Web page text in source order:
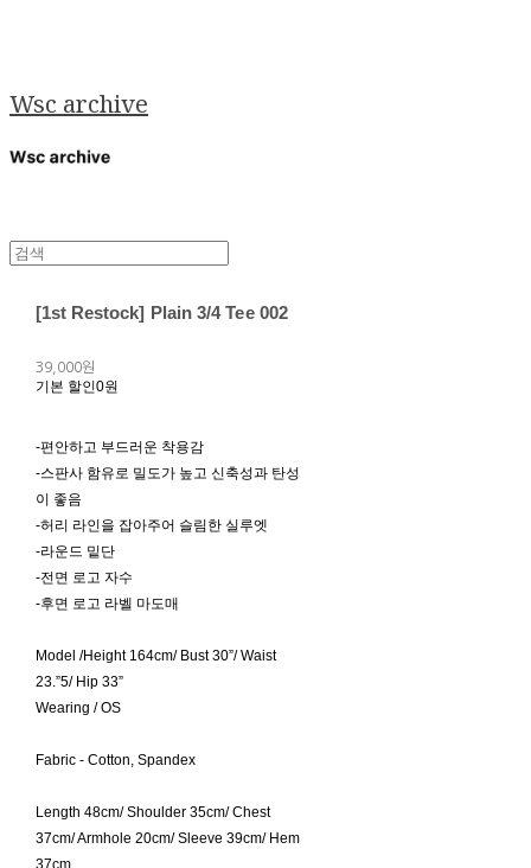
Wsc archive
[1st Restock] Plain 3/4 Tee 002
39,000원
기본 할인0원
-편안하고 부드러운 착용감
-스판사 함유로 밀도가 높고 신축성과 탄성
이 좋음
-허리 라인을 잡아주어 슬림한 실루엣
-라운드 밑단
-전면 로고 자수
-후면 로고 라벨 마도매
Model /Height 164cm/ Bust 30”/ Waist
23.”5/ Hip 33”
Wearing / OS
Fabric - Cotton, Spandex
Length 48cm/ Shoulder 35cm/ Chest
37cm/ Armhole 20cm/ Sleeve 39cm/ Hem
37cm